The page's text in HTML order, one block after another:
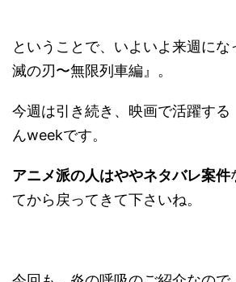
ということで、いよいよ来週に
滅の刃〜無限列車編』。
今週は引き続き、映画で活躍する
んweekです。
アニメ派の人はややネタバレ案件
てから戻ってきて下さいね。